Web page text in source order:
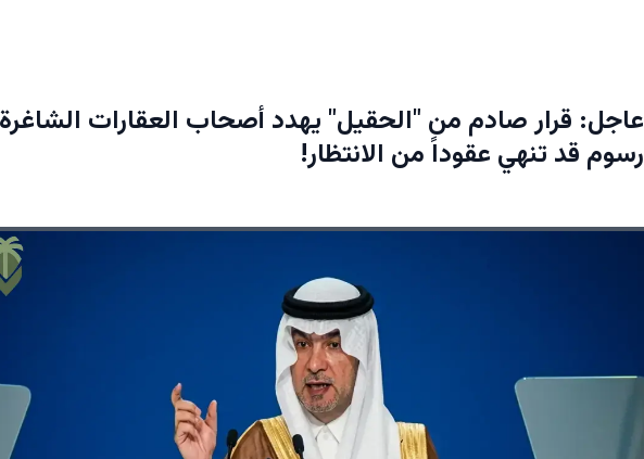
عاجل: قرار صادم من "الحقيل" يهدد أصحاب العقارات
رسوم قد تنهي عقوداً من الانتظار!